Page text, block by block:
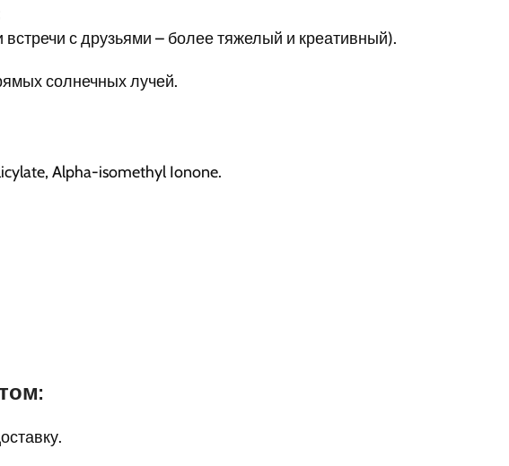
с друзьями – более тяжелый и креативный).
солнечных лучей.
Alpha-isomethyl Ionone.